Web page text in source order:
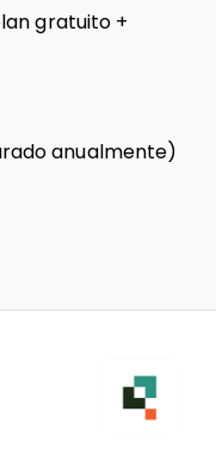
gratuito +
anualmente)